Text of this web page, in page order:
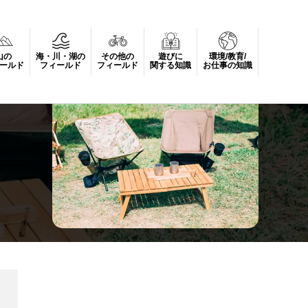
の
ルド
海・川・湖の
フィールド
その他の
フィールド
遊びに
関する知識
環境/教育/
お仕事の知識